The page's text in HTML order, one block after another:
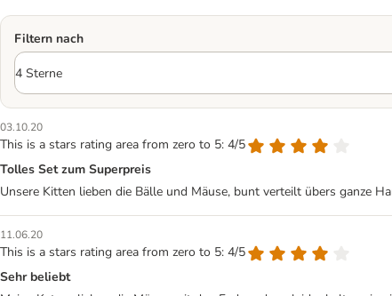
Filtern nach
03.10.20
This is a stars rating area from zero to 5: 4/5
Tolles Set zum Superpreis
Unsere Kitten lieben die Bälle und Mäuse, bunt verteilt übers ganze
11.06.20
This is a stars rating area from zero to 5: 4/5
Sehr beliebt